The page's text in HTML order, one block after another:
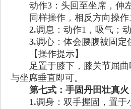
动作3：头回至坐席，伸
同样操作，相反方向操
2.调息：动作1，吸气；
3.调心：体会腰腹被固定
【操作提示】
足置于膝下，膝关节屈
与坐席垂直即可。
第七式：手固丹田壮真火
1.调身：双手握固，置于